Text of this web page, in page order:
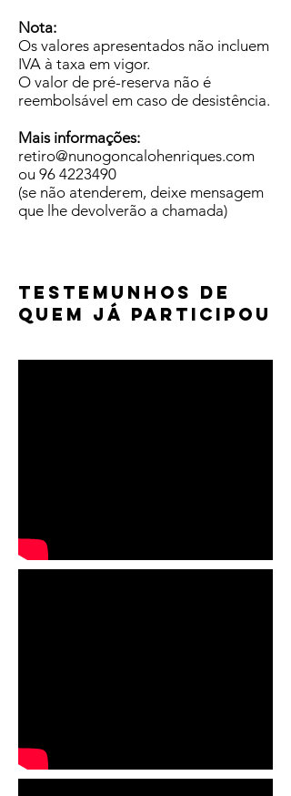
Nota:
Os valores apresentados não incluem
IVA à taxa em vigor.
O valor de pré-reserva não é
reembolsável em caso de desistência.
Mais informações:
retiro@nunogoncalohenriques.com
ou 96 4223490
(se não atenderem, deixe mensagem
que lhe devolverão a chamada)
Testemunhos de
quem já participou